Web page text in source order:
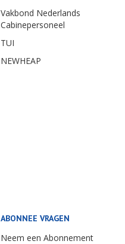
Vakbond Nederlands
Cabinepersoneel
TUI
NEWHEAP
ABONNEE VRAGEN
Neem een Abonnement